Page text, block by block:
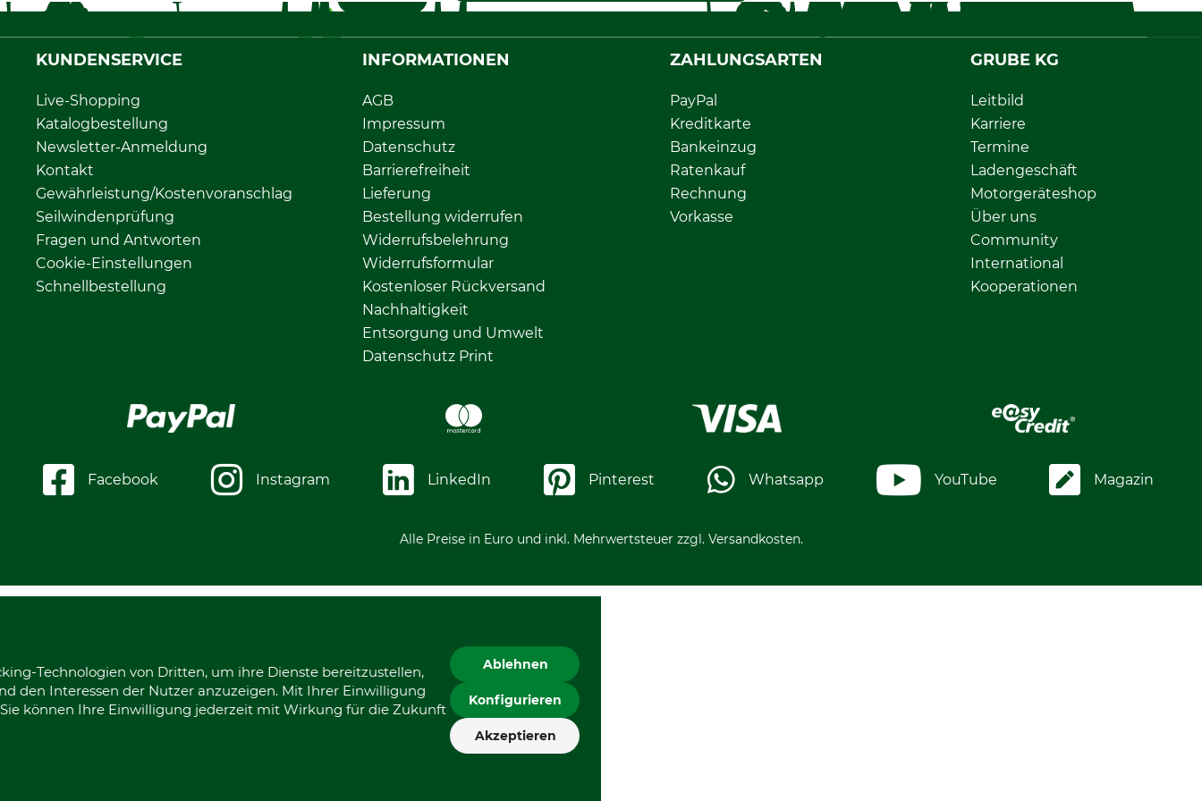
KUNDENSERVICE
Live-Shopping
Katalogbestellung
Newsletter-Anmeldung
Kontakt
Gewährleistung/Kostenvoranschlag
Seilwindenprüfung
Fragen und Antworten
Cookie-Einstellungen
Schnellbestellung
INFORMATIONEN
AGB
Impressum
Datenschutz
Barrierefreiheit
Lieferung
Bestellung widerrufen
Widerrufsbelehrung
Widerrufsformular
Kostenloser Rückversand
Nachhaltigkeit
Entsorgung und Umwelt
Datenschutz Print
ZAHLUNGSARTEN
PayPal
Kreditkarte
Bankeinzug
Ratenkauf
Rechnung
Vorkasse
GRUBE KG
Leitbild
Karriere
Termine
Ladengeschäft
Motorgeräteshop
Über uns
Community
International
Kooperationen
Facebook Instagram LinkedIn Pinterest Whatsapp YouTube Magazin
Alle Preise in Euro und inkl. Mehrwertsteuer zzgl. Versandkosten.
Technologien von Dritten, um ihre Dienste bereitzustellen,
den Interessen der Nutzer anzuzeigen. Mit Ihrer Einwilligung
können Ihre Einwilligung jederzeit mit Wirkung für die Zukunft
Ablehnen
Konfigurieren
Akzeptieren